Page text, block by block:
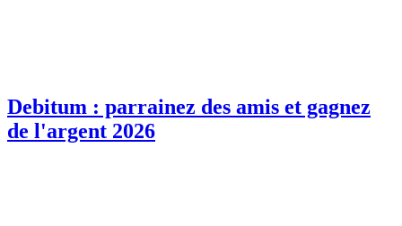
Debitum : parrainez des amis et gagnez
de l'argent 2026